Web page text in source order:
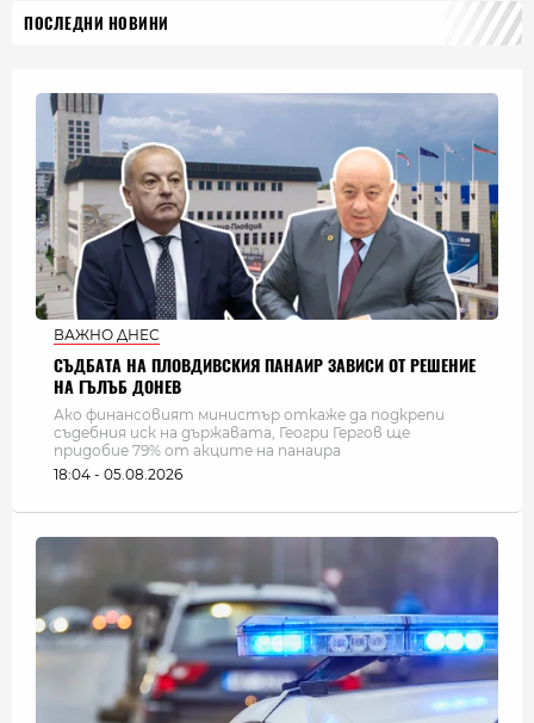
ПОСЛЕДНИ НОВИНИ
ВАЖНО ДНЕС
СЪДБАТА НА ПЛОВДИВСКИЯ ПАНАИР ЗАВИСИ ОТ РЕШЕНИЕ
НА ГЪЛЪБ ДОНЕВ
Ако финансовият министър откаже да подкрепи
съдебния иск на държавата, Геогри Гергов ще
придобие 79% от акците на панаира
18:04 - 05.08.2026